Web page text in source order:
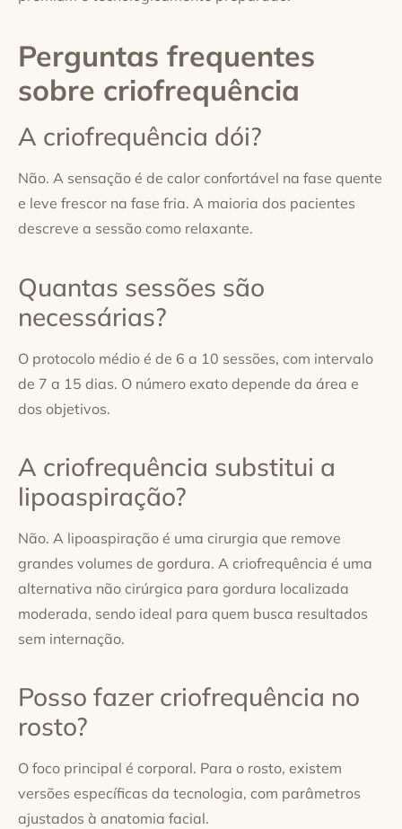
Perguntas frequentes
sobre criofrequência
A criofrequência dói?
Não. A sensação é de calor confortável na fase quente
e leve frescor na fase fria. A maioria dos pacientes
descreve a sessão como relaxante.
Quantas sessões são
necessárias?
O protocolo médio é de 6 a 10 sessões, com intervalo
de 7 a 15 dias. O número exato depende da área e
dos objetivos.
A criofrequência substitui a
lipoaspiração?
Não. A lipoaspiração é uma cirurgia que remove
grandes volumes de gordura. A criofrequência é uma
alternativa não cirúrgica para gordura localizada
moderada, sendo ideal para quem busca resultados
sem internação.
Posso fazer criofrequência no
rosto?
O foco principal é corporal. Para o rosto, existem
versões específicas da tecnologia, com parâmetros
ajustados à anatomia facial.